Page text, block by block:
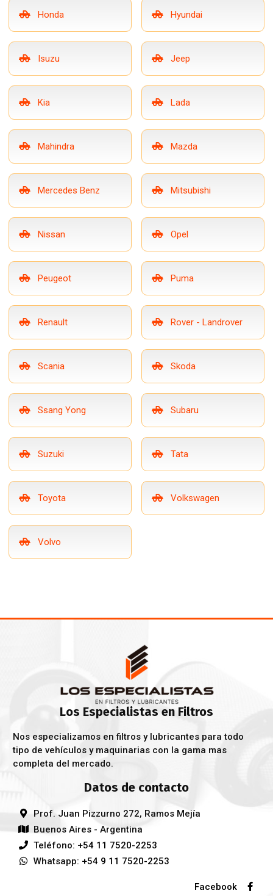
Honda Hyundai
Isuzu Jeep
Kia Lada
Mahindra Mazda
Mercedes Benz Mitsubishi
Nissan Opel
Peugeot Puma
Renault Rover - Landrover
Scania Skoda
Ssang Yong Subaru
Suzuki Tata
Toyota Volkswagen
Volvo
Los Especialistas en Filtros
Nos especializamos en filtros y lubricantes para todo
tipo de vehículos y maquinarias con la gama mas
completa del mercado.
Datos de contacto
Prof. Juan Pizzurno 272, Ramos Mejía
Buenos Aires - Argentina
Teléfono: +54 11 7520-2253
Whatsapp: +54 9 11 7520-2253
Facebook